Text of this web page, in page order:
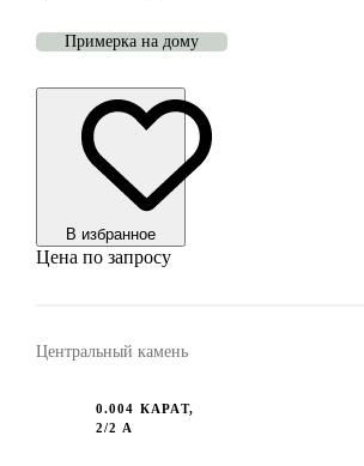
Примерка на дому
В избранноe
Цена по запросу
Центральный камень
0.004 КАРАТ,
2/2 А